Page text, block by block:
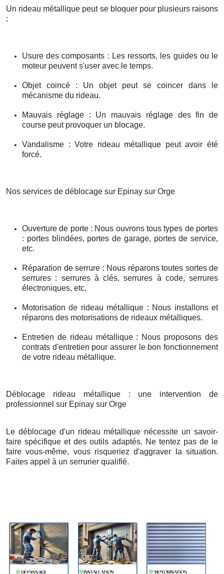
Un rideau métallique peut se bloquer pour plusieurs raisons
:
Usure des composants : Les ressorts, les guides ou le
moteur peuvent s'user avec le temps.
Objet coincé : Un objet peut se coincer dans le
mécanisme du rideau.
Mauvais réglage : Un mauvais réglage des fin de
course peut provoquer un blocage.
Vandalisme : Votre rideau métallique peut avoir été
forcé.
Nos services de déblocage sur Epinay sur Orge
Ouverture de porte : Nous ouvrons tous types de portes
: portes blindées, portes de garage, portes de service,
etc.
Réparation de serrure : Nous réparons toutes sortes de
serrures : serrures à clés, serrures à code, serrures
électroniques, etc.
Motorisation de rideau métallique : Nous installons et
réparons des motorisations de rideaux métalliques.
Entretien de rideau métallique : Nous proposons des
contrats d'entretien pour assurer le bon fonctionnement
de votre rideau métallique.
Déblocage rideau métallique : une intervention de
professionnel sur Epinay sur Orge
Le déblocage d'un rideau métallique nécessite un savoir-
faire spécifique et des outils adaptés. Ne tentez pas de le
faire vous-même, vous risqueriez d'aggraver la situation.
Faites appel à un serrurier qualifié.